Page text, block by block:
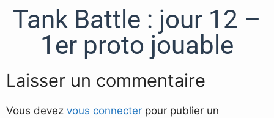
Tank Battle : jour 12 –
1er proto jouable
Laisser un commentaire
Vous devez vous connecter pour publier un